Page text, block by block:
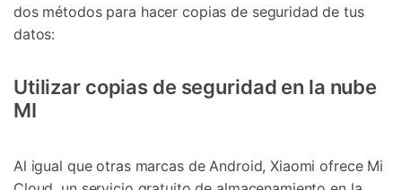
dos métodos para hacer copias de seguridad de tus
datos:
Utilizar copias de seguridad en la nube
MI
Al igual que otras marcas de Android, Xiaomi ofrece Mi